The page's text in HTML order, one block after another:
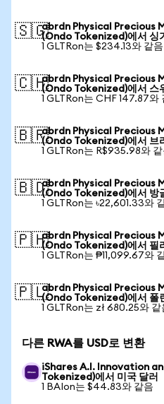
🇸🇬abrdn Physical Precious
(Ondo Tokenized)에서 싱
1 GLTRon는 $234.13와 같음
🇨🇭abrdn Physical Precious
(Ondo Tokenized)에서 스
1 GLTRon는 CHF 147.87와
🇧🇷abrdn Physical Precious
(Ondo Tokenized)에서 브
1 GLTRon는 R$935.98와 같
🇧🇩abrdn Physical Precious
(Ondo Tokenized)에서 방
1 GLTRon는 ৳22,601.33와
🇵🇭abrdn Physical Precious
(Ondo Tokenized)에서 필
1 GLTRon는 ₱11,099.67와
🇵🇱abrdn Physical Precious
(Ondo Tokenized)에서 폴
1 GLTRon는 zł 680.25와 같
다른 RWA를 USD로 변환
iShares A.I. Innovation
Tokenized)에서 미국 달러
1 BAIon는 $44.83와 같음